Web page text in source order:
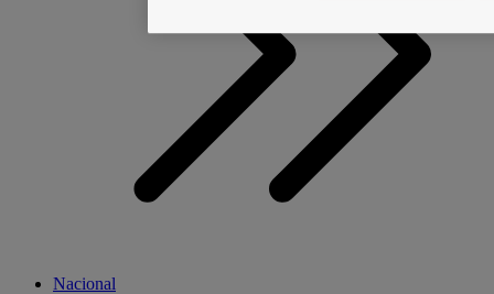
Nacional